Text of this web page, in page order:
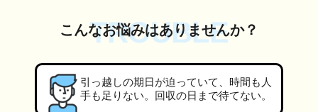
TROUBLE
こんなお悩みはありませんか？
引っ越しの期日が迫っていて、時間も人
手も足りない。回収の日まで待てない。